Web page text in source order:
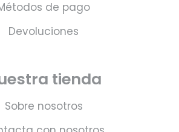
de pago
Devoluciones
tienda
Sobre nosotros